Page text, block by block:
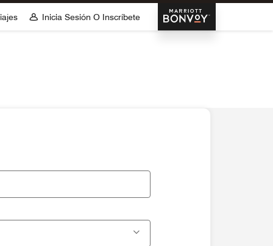
Marriott Bonvoy
Inicia Sesión O Inscríbete